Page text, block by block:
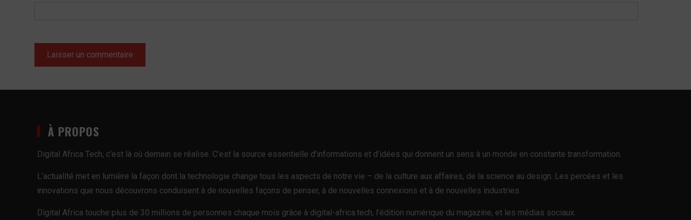
À PROPOS
Digital Africa Tech, c’est là où demain se réalise. C’est la source essentielle d’informations et d’idées qui donnent un sens à un monde en constante transformation.
L’actualité met en lumière la façon dont la technologie change tous les aspects de notre vie – de la culture aux affaires, de la science au design. Les percées et les
innovations que nous découvrons conduisent à de nouvelles façons de penser, à de nouvelles connexions et à de nouvelles industries.
Digital Africa touche plus de 30 millions de personnes chaque mois grâce à digital-africa.tech, l’édition numérique du magazine, et les médias sociaux.